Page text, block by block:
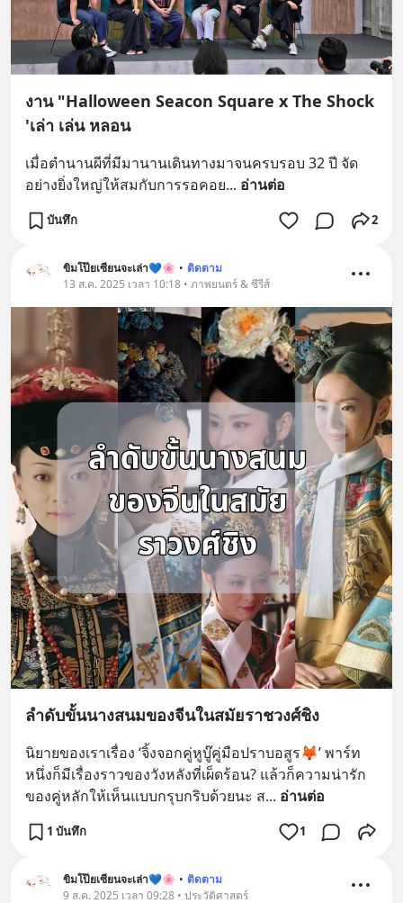
งาน "Halloween Seacon Square x The Shock
'เล่า เล่น หลอน
เมื่อตำนานผีที่มีมานานเดินทางมาจนครบรอบ 32 ปี จัด
อย่างยิ่งใหญ่ให้สมกับการรอคอย... อ่านต่อ
บันทึก 2
ขิมโป๊ยเซียนจะเล่า💙🌸 • ติดตาม
13 ส.ค. 2025 เวลา 10:18 • ภาพยนตร์ & ซีรีส์
ลำดับขั้นนางสนมของจีนในสมัยราชวงศ์ชิง
นิยายของเราเรื่อง ‘จิ้งจอกคู่หูบู๊คู่มือปราบอสูร🦊’ พาร์ท
หนึ่งก็มีเรื่องราวของวังหลังที่เผ็ดร้อน? แล้วก็ความน่ารัก
ของคู่หลักให้เห็นแบบกรุบกริบด้วยนะ ส... อ่านต่อ
1 บันทึก 1
ขิมโป๊ยเซียนจะเล่า💙🌸 • ติดตาม
9 ส.ค. 2025 เวลา 09:28 • ประวัติศาสตร์